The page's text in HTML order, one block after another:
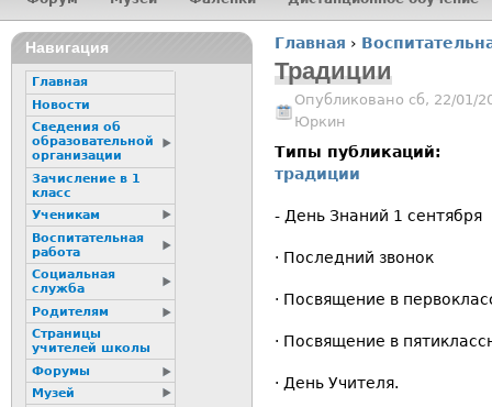
Вы здесь
Главная ›
Традиции
Опубликовано сб, 22/01/
Юркин
Типы публикаций:
традиции
- День
· Последний звонок
· Посвящение в
· Посвящение в
· День Учителя.
Главное меню
Навигация
Главная
Новости
Сведения об
образовательной
организации
Зачисление в 1
класс
Ученикам
Воспитательная
работа
Социальная
служба
Родителям
Страницы
учителей школы
Форумы
Музей